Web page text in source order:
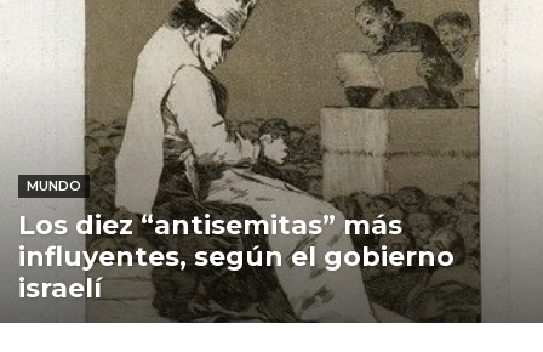
MUNDO
Los diez “antisemitas” más
influyentes, según el gobierno
israelí